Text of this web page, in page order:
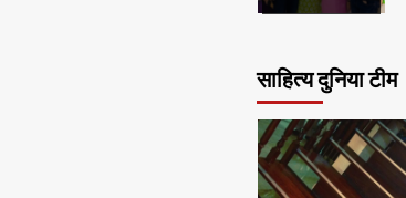
साहित्य दुनिया टीम